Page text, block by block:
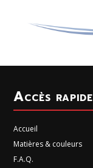
Accès rapide
Accueil
Matières & couleurs
F.A.Q.